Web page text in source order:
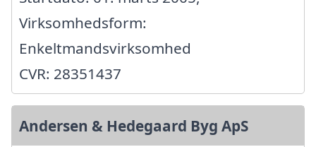
Virksomhedsform:
Enkeltmandsvirksomhed
CVR: 28351437
Andersen & Hedegaard Byg ApS